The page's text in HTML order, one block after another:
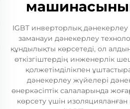
IGBT инверторлық
заманауи дәнекерлеу
құндылықты көрсетеді, ол
өткізгіштердің инженерлік
қолжетімділікпен
дәнекерлеу жүйелері
өнеркәсіптік салаларында
көрсету үшін